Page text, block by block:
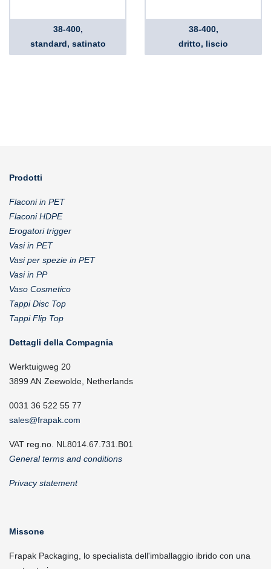
38-400,
standard, satinato
38-400,
dritto, liscio
Prodotti
Flaconi in PET
Flaconi HDPE
Erogatori trigger
Vasi in PET
Vasi per spezie in PET
Vasi in PP
Vaso Cosmetico
Tappi Disc Top
Tappi Flip Top
Dettagli della Compagnia
Werktuigweg 20
3899 AN Zeewolde, Netherlands
0031 36 522 55 77
sales@frapak.com
VAT reg.no. NL8014.67.731.B01
General terms and conditions
Privacy statement
Missone
Frapak Packaging, lo specialista dell'imballaggio ibrido con una